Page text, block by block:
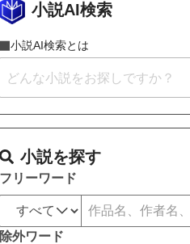
小説AI検索
小説AI検索とは
小説を探す
フリーワード
除外ワード